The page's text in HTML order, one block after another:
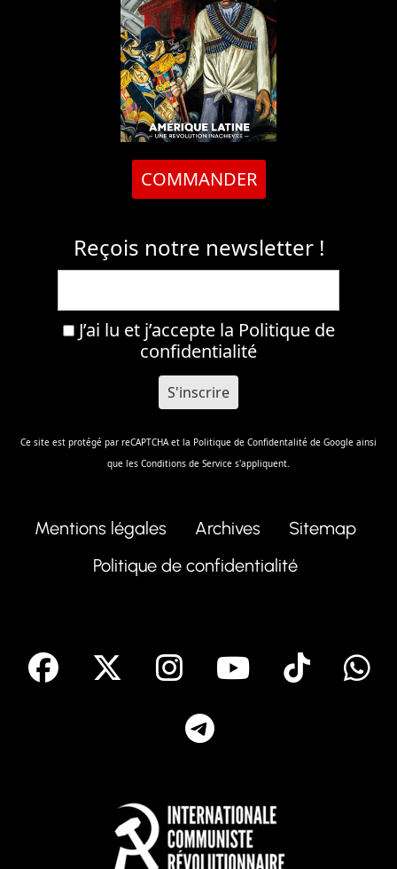
COMMANDER
Reçois notre newsletter !
J’ai lu et j’accepte la Politique de
confidentialité
Ce site est protégé par reCAPTCHA et la Politique de Confidentalité de Google ainsi
que les Conditions de Service s'appliquent.
Mentions légales Archives
Sitemap
Politique de confidentialité
facebook Instagram
Youtube
Tik